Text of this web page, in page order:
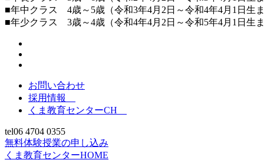
■年中クラス 4歳～5歳（令和3年4月2日～令和4年4月1日生ま
■年少クラス 3歳～4歳（令和4年4月2日～令和5年4月1日生ま
お問い合わせ
採用情報
くま教育センターCH
tel06 4704 0355
無料体験授業の申し込み
くま教育センターHOME